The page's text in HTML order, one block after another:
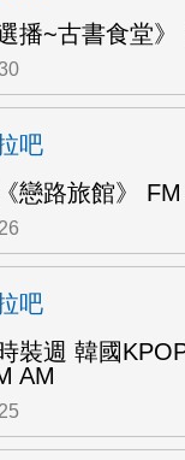
播~古書食堂
吧
戀路旅館》 FM
吧
時裝週 韓國
AM